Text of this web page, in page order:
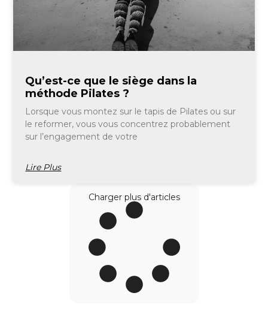
Qu’est-ce que le siège dans la
méthode Pilates ?
Lorsque vous montez sur le tapis de Pilates ou sur
le reformer, vous vous concentrez probablement
sur l’engagement de votre
Lire Plus
Charger plus d'articles